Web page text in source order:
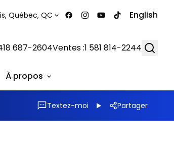
Québec, QC English
687-2604Ventes :1 581 814-2244
À propos
Textez-moi Partager